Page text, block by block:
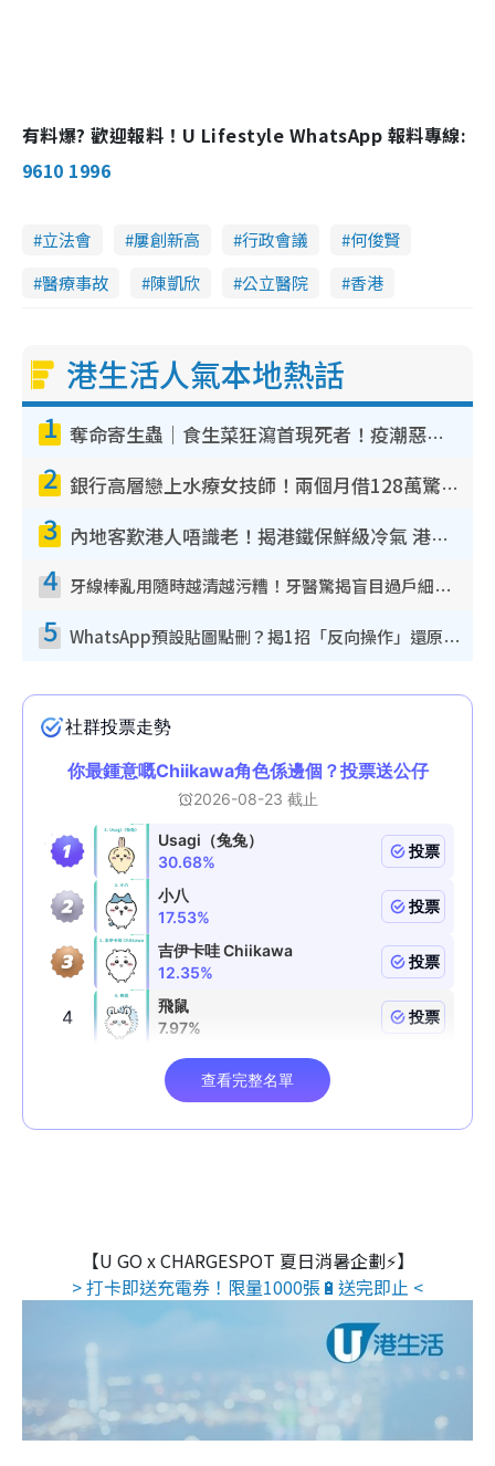
有料爆? 歡迎報料！U Lifestyle WhatsApp 報料專線:
9610 1996
立法會 屢創新高 行政會議
何俊賢
醫療事故
陳凱欣 公立醫院 香港
港生活人氣本地熱話
1 奪命寄生蟲｜食生菜狂瀉首現死者！疫潮惡化錄1.8萬宗病例 揭洗菜3大謬誤
2 銀行高層戀上水療女技師！兩個月借128萬驚覺「沉船」沉落火海 揭背後疑似邪教操控賣淫
3 內地客歎港人唔識老！揭港鐵保鮮級冷氣 港人求放過：咪投訴
4 牙線棒亂用隨時越清越污糟！牙醫驚揭盲目過戶細菌恐致蛀牙：呢種先係日常真保養
5 WhatsApp預設貼圖點刪？揭1招「反向操作」還原簡潔介面 附3步實測教學
【U GO x CHARGESPOT 夏日消暑企劃⚡】
> 打卡即送充電券！限量1000張🔋送完即止 <